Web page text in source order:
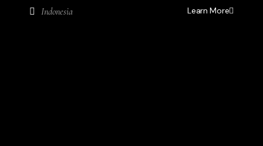
Indonesia Learn More